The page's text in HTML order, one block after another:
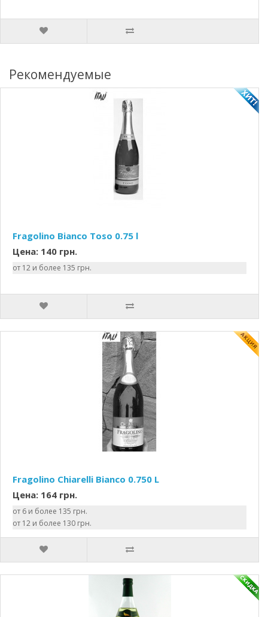
Рекомендуемые
Fragolino Bianco Toso 0.75 l
Цена: 140 грн.
от 12 и более 135 грн.
Fragolino Chiarelli Bianco 0.750 L
Цена: 164 грн.
от 6 и более 135 грн.
от 12 и более 130 грн.